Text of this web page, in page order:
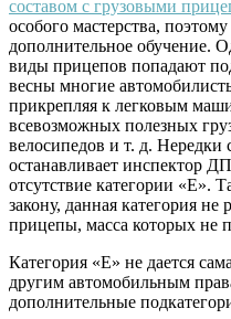
составом с грузовыми
особого мастерства, поэтому
дополнительное обучение.
виды прицепов попадают
весны многие
прикрепляя к легковым
всевозможных полезных
велосипедов и т. д. Нередки
останавливает инспектор
отсутствие категории «Е».
закону, данная категория не
прицепы, масса которых не
Категория «Е» не дается
другим автомобильным
дополнительные